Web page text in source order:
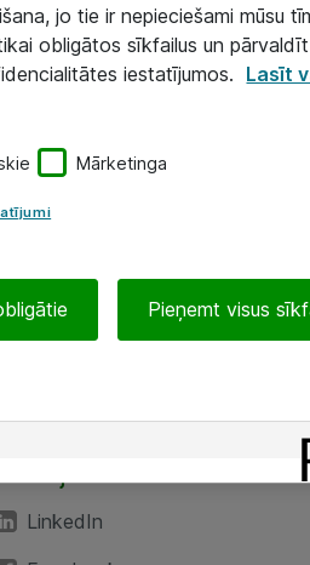
LinkedIn
jo tie ir nepieciešami mūsu
obligātos sīkfailus un
iestatījumos. Lasīt
Mārketinga
Pieņemt visus